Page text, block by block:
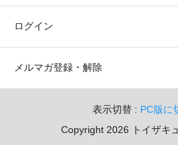
ログイン
メルマガ登録・解除
表示切替 : PC版に
Copyright 2026 トイザキ